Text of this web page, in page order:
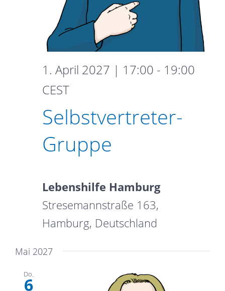
1. April 2027 | 17:00 - 19:00
CEST
Gruppe
Selbstvertreter-
Gruppe
Lebenshilfe Hamburg
Stresemannstraße 163,
Hamburg, Deutschland
Mai 2027
Do.
6